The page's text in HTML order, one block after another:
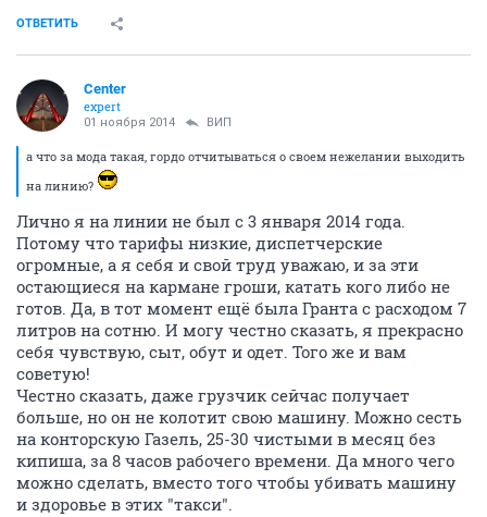
ОТВЕТИТЬ
Center
expert
01 ноября 2014 ВИП
а что за мода такая, гордо отчитываться о своем нежелании выходить
на линию?
Лично я на линии не был с 3 января 2014 года.
Потому что тарифы низкие, диспетчерские
огромные, а я себя и свой труд уважаю, и за эти
остающиеся на кармане гроши, катать кого либо не
готов. Да, в тот момент ещё была Гранта с расходом 7
литров на сотню. И могу честно сказать, я прекрасно
себя чувствую, сыт, обут и одет. Того же и вам
советую!
Честно сказать, даже грузчик сейчас получает
больше, но он не колотит свою машину. Можно сесть
на конторскую Газель, 25-30 чистыми в месяц без
кипиша, за 8 часов рабочего времени. Да много чего
можно сделать, вместо того чтобы убивать машину
и здоровье в этих "такси".